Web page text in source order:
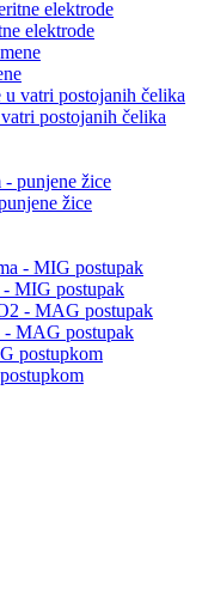
elektrode
postojanih čelika
žice
- MIG postupak
- MAG postupak